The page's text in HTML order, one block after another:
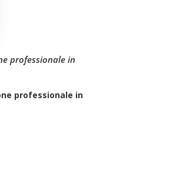
professionale in
professionale in